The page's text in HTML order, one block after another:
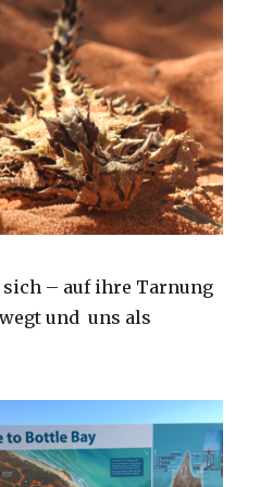
sich – auf ihre Tarnung
und uns als